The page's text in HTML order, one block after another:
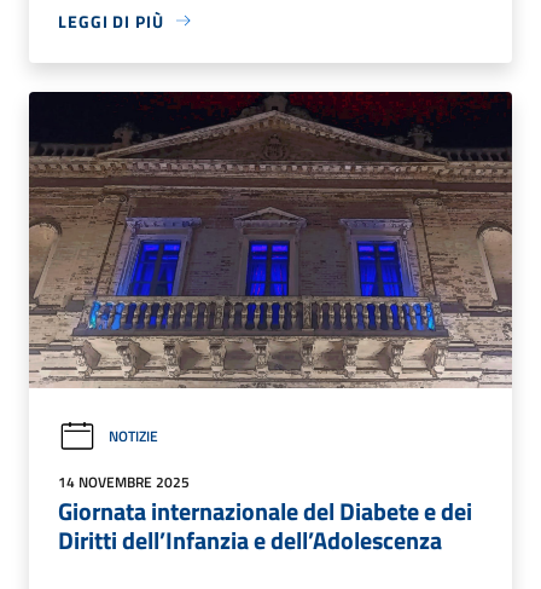
LEGGI DI PIÙ
NOTIZIE
14 NOVEMBRE 2025
Giornata internazionale del Diabete e dei
Diritti dell’Infanzia e dell’Adolescenza